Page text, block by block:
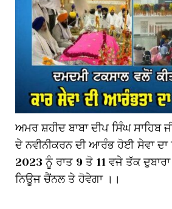
ਅਮਰ ਸ਼ਹੀਦ ਬਾਬਾ ਦੀਪ ਸਿੰਘ ਸਾਹਿਬ
ਦੇ ਨਵੀਨੀਕਰਨ ਦੀ ਆਰੰਭ ਹੋਈ ਸੇਵਾ ਦਾ
2023 ਨੂੰ ਰਾਤ 9 ਤੋ 11 ਵਜੇ ਤੱਕ ਦੁਬਾਰਾ
ਨਿਊਜ ਚੈਂਨਲ ਤੇ ਹੋਵੇਗਾ ।।